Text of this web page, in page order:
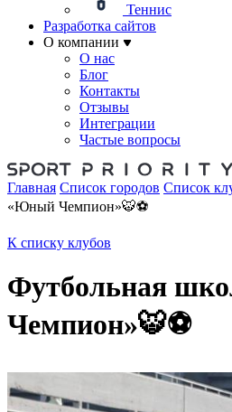
Теннис
Разработка сайтов
О компании
О нас
Блог
Контакты
Отзывы
Интеграции
Частые вопросы
Главная Список городов Список
«Юный Чемпион»🐯⚽️
К списку клубов
Футбольная
Чемпион»🐯⚽️